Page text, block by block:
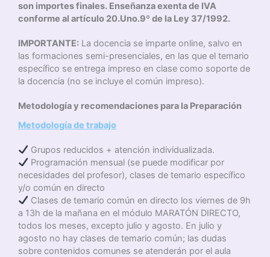
son importes finales. Enseñanza exenta de IVA
conforme al artículo 20.Uno.9º de la Ley 37/1992.
IMPORTANTE: La docencia se imparte online, salvo en
las formaciones semi-presenciales, en las que el temario
específico se entrega impreso en clase como soporte de
la docencia (no se incluye el común impreso).
Metodología y recomendaciones para la Preparación
Metodología de trabajo
Grupos reducidos + atención individualizada.
Programación mensual (se puede modificar por
necesidades del profesor), clases de temario específico
y/o común en directo
Clases de temario común en directo los viernes de 9h
a 13h de la mañana en el módulo MARATÓN DIRECTO,
todos los meses, excepto julio y agosto. En julio y
agosto no hay clases de temario común; las dudas
sobre contenidos comunes se atenderán por el aula